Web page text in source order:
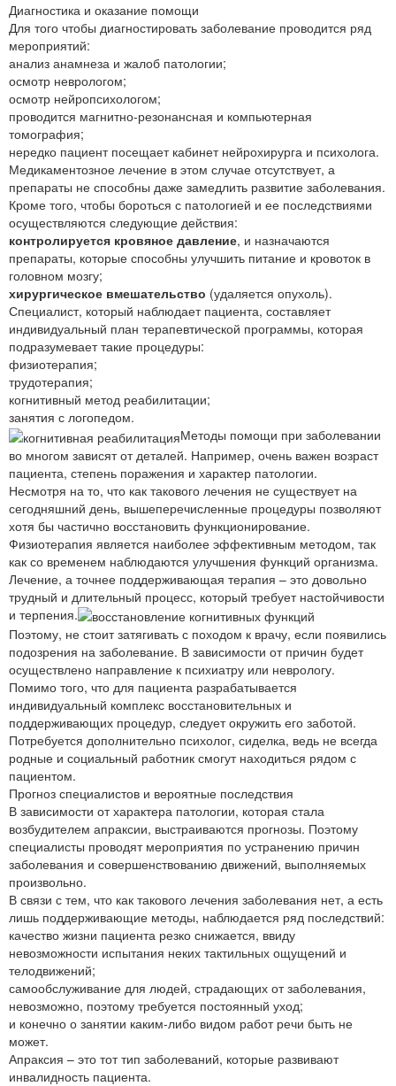
Диагностика и оказание помощи
Для того чтобы диагностировать заболевание проводится ряд
мероприятий:
анализ анамнеза и жалоб патологии;
осмотр неврологом;
осмотр нейропсихологом;
проводится магнитно-резонансная и компьютерная
томография;
нередко пациент посещает кабинет нейрохирурга и психолога.
Медикаментозное лечение в этом случае отсутствует, а
препараты не способны даже замедлить развитие заболевания.
Кроме того, чтобы бороться с патологией и ее последствиями
осуществляются следующие действия:
контролируется кровяное давление, и назначаются
препараты, которые способны улучшить питание и кровоток в
головном мозгу;
хирургическое вмешательство (удаляется опухоль).
Специалист, который наблюдает пациента, составляет
индивидуальный план терапевтической программы, которая
подразумевает такие процедуры:
физиотерапия;
трудотерапия;
когнитивный метод реабилитации;
занятия с логопедом.
Методы помощи при заболевании
во многом зависят от деталей. Например, очень важен возраст
пациента, степень поражения и характер патологии.
Несмотря на то, что как такового лечения не существует на
сегодняшний день, вышеперечисленные процедуры позволяют
хотя бы частично восстановить функционирование.
Физиотерапия является наиболее эффективным методом, так
как со временем наблюдаются улучшения функций организма.
Лечение, а точнее поддерживающая терапия – это довольно
трудный и длительный процесс, который требует настойчивости
и терпения.
Поэтому, не стоит затягивать с походом к врачу, если появились
подозрения на заболевание. В зависимости от причин будет
осуществлено направление к психиатру или неврологу.
Помимо того, что для пациента разрабатывается
индивидуальный комплекс восстановительных и
поддерживающих процедур, следует окружить его заботой.
Потребуется дополнительно психолог, сиделка, ведь не всегда
родные и социальный работник смогут находиться рядом с
пациентом.
Прогноз специалистов и вероятные последствия
В зависимости от характера патологии, которая стала
возбудителем апраксии, выстраиваются прогнозы. Поэтому
специалисты проводят мероприятия по устранению причин
заболевания и совершенствованию движений, выполняемых
произвольно.
В связи с тем, что как такового лечения заболевания нет, а есть
лишь поддерживающие методы, наблюдается ряд последствий:
качество жизни пациента резко снижается, ввиду
невозможности испытания неких тактильных ощущений и
телодвижений;
самообслуживание для людей, страдающих от заболевания,
невозможно, поэтому требуется постоянный уход;
и конечно о занятии каким-либо видом работ речи быть не
может.
Апраксия – это тот тип заболеваний, которые развивают
инвалидность пациента.